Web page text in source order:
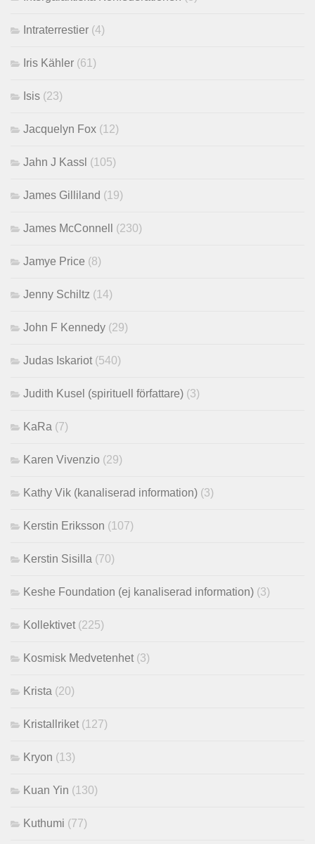
Intraterrestier (4)
Iris Kähler (61)
Isis (23)
Jacquelyn Fox (12)
Jahn J Kassl (105)
James Gilliland (19)
James McConnell (230)
Jamye Price (8)
Jenny Schiltz (14)
John F Kennedy (29)
Judas Iskariot (540)
Judith Kusel (spirituell författare) (3)
KaRa (7)
Karen Vivenzio (29)
Kathy Vik (kanaliserad information) (3)
Kerstin Eriksson (107)
Kerstin Sisilla (70)
Keshe Foundation (ej kanaliserad information) (3)
Kollektivet (225)
Kosmisk Medvetenhet (3)
Krista (20)
Kristallriket (127)
Kryon (13)
Kuan Yin (130)
Kuthumi (77)